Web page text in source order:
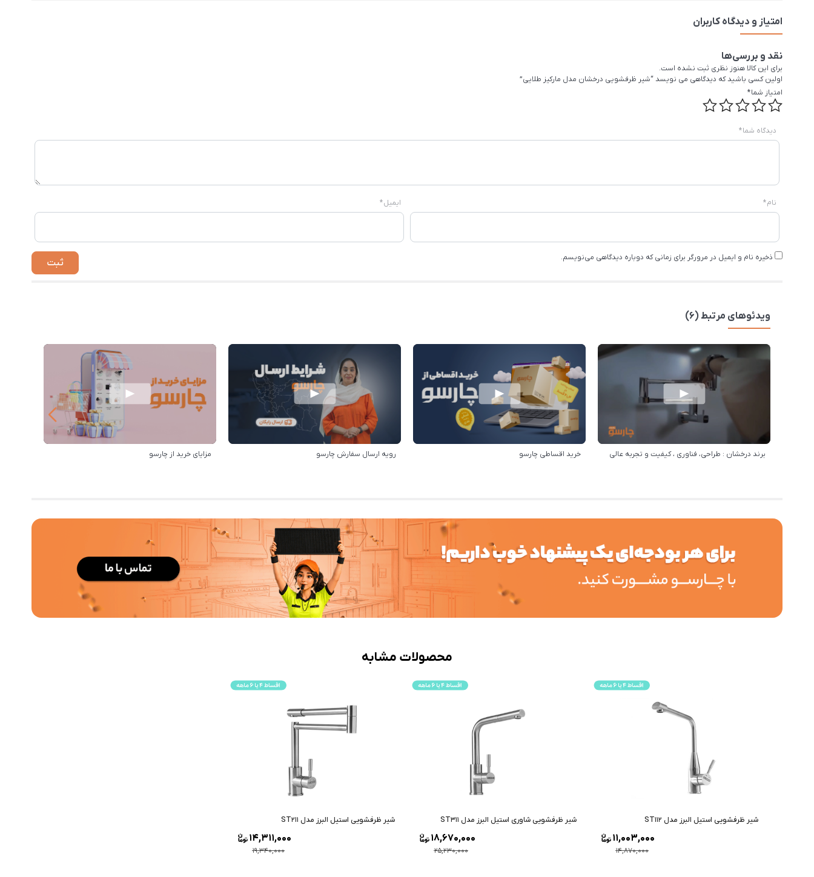
امتیاز و دیدگاه کاربران
نقد و بررسی‌ها
برای این کالا هنوز نظری ثبت نشده است.
اولین کسی باشید که دیدگاهی می نویسد “شیر ظرفشویی درخشان مدل مارکیز طلایی”
امتیاز شما*
دیدگاه شما*
نام* ایمیل*
ذخیره نام و ایمیل در مرورگر برای زمانی که دوباره دیدگاهی می‌نویسم.
ویدئوهای مرتبط (6)
برند درخشان : طراحی، فناوری ، کیفیت و تجربه عالی خرید اقساطی چارسو رویه ارسال سفارش چارسو مزایای خرید از چارسو
محصولات مشابه
شیر ظرفشویی استیل البرز مدل ST112
14,870,000
11,003,000
شیر ظرفشویی شاوری استیل البرز مدل ST311
25,230,000
18,670,000
شیر ظرفشویی استیل البرز مدل ST211
19,340,000
14,311,000